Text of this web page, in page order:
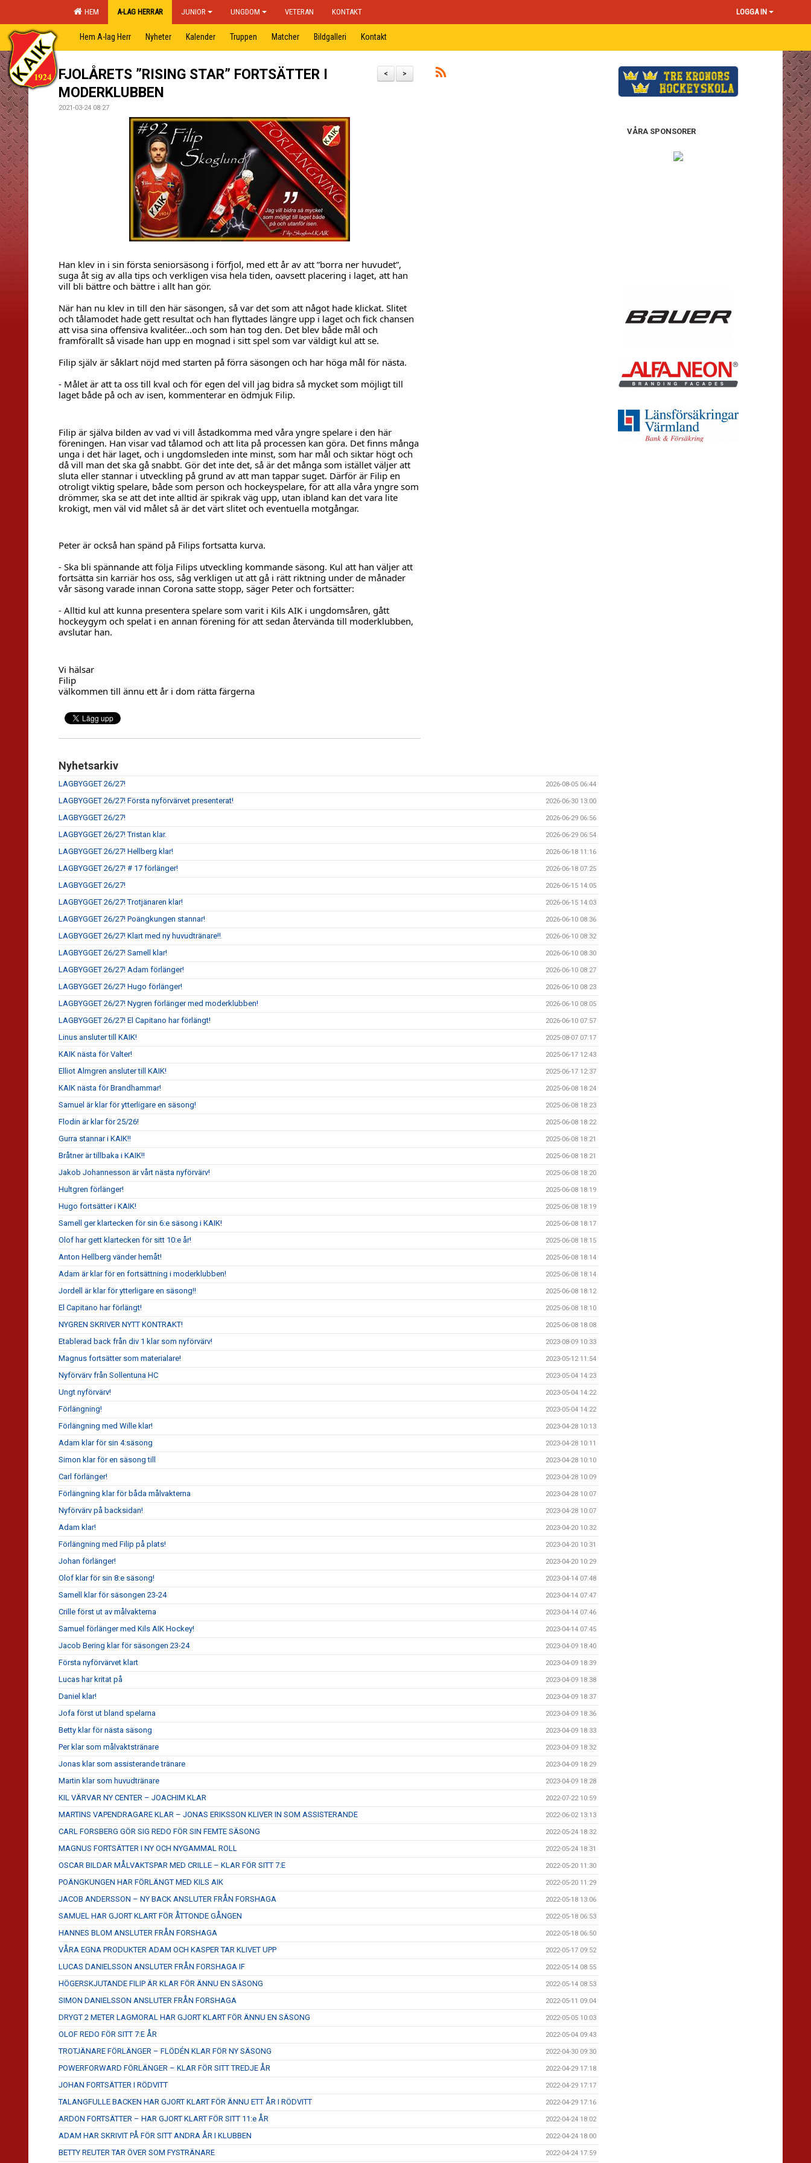
HEM A-LAG HERRAR JUNIOR UNGDOM VETERAN KONTAKT LOGGA IN
Hem A-lag Herr Nyheter Kalender Truppen Matcher Bildgalleri Kontakt
>
<
FJOLÅRETS ”RISING STAR” FORTSÄTTER I
MODERKLUBBEN
2021-03-24 08:27
Han klev in i sin första seniorsäsong i förfjol, med ett år av att ”borra ner huvudet”,
suga åt sig av alla tips och verkligen visa hela tiden, oavsett placering i laget, att han
vill bli bättre och bättre i allt han gör.
När han nu klev in till den här säsongen, så var det som att något hade klickat. Slitet
och tålamodet hade gett resultat och han flyttades längre upp i laget och fick chansen
att visa sina offensiva kvalitéer...och som han tog den. Det blev både mål och
framförallt så visade han upp en mognad i sitt spel som var väldigt kul att se.
Filip själv är såklart nöjd med starten på förra säsongen och har höga mål för nästa.
- Målet är att ta oss till kval och för egen del vill jag bidra så mycket som möjligt till
laget både på och av isen, kommenterar en ödmjuk Filip.
Filip är själva bilden av vad vi vill åstadkomma med våra yngre spelare i den här
föreningen. Han visar vad tålamod och att lita på processen kan göra. Det finns många
unga i det här laget, och i ungdomsleden inte minst, som har mål och siktar högt och
då vill man det ska gå snabbt. Gör det inte det, så är det många som istället väljer att
sluta eller stannar i utveckling på grund av att man tappar suget. Därför är Filip en
otroligt viktig spelare, både som person och hockeyspelare, för att alla våra yngre som
drömmer, ska se att det inte alltid är spikrak väg upp, utan ibland kan det vara lite
krokigt, men väl vid målet så är det värt slitet och eventuella motgångar.
Peter är också han spänd på Filips fortsatta kurva.
- Ska bli spännande att följa Filips utveckling kommande säsong. Kul att han väljer att
fortsätta sin karriär hos oss, såg verkligen ut att gå i rätt riktning under de månader
vår säsong varade innan Corona satte stopp, säger Peter och fortsätter:
- Alltid kul att kunna presentera spelare som varit i Kils AIK i ungdomsåren, gått
hockeygym och spelat i en annan förening för att sedan återvända till moderklubben,
avslutar han.
Filip
välkommen till ännu ett år i dom rätta färgerna
Nyhetsarkiv
LAGBYGGET 26/27! 2026-08-05 06:44
LAGBYGGET 26/27! Första nyförvärvet presenterat! 2026-06-30 13:00
LAGBYGGET 26/27! 2026-06-29 06:56
LAGBYGGET 26/27! Tristan klar. 2026-06-29 06:54
LAGBYGGET 26/27! Hellberg klar! 2026-06-18 11:16
LAGBYGGET 26/27! # 17 förlänger! 2026-06-18 07:25
LAGBYGGET 26/27! 2026-06-15 14:05
LAGBYGGET 26/27! Trotjänaren klar! 2026-06-15 14:03
LAGBYGGET 26/27! Poängkungen stannar! 2026-06-10 08:36
LAGBYGGET 26/27! Klart med ny huvudtränare!! 2026-06-10 08:32
LAGBYGGET 26/27! Samell klar! 2026-06-10 08:30
LAGBYGGET 26/27! Adam förlänger! 2026-06-10 08:27
LAGBYGGET 26/27! Hugo förlänger! 2026-06-10 08:23
LAGBYGGET 26/27! Nygren förlänger med moderklubben! 2026-06-10 08:05
LAGBYGGET 26/27! El Capitano har förlängt! 2026-06-10 07:57
Linus ansluter till KAIK! 2025-08-07 07:17
KAIK nästa för Valter! 2025-06-17 12:43
Elliot Almgren ansluter till KAIK! 2025-06-17 12:37
KAIK nästa för Brandhammar! 2025-06-08 18:24
Samuel är klar för ytterligare en säsong! 2025-06-08 18:23
Flodin är klar för 25/26! 2025-06-08 18:22
Gurra stannar i KAIK!! 2025-06-08 18:21
Bråtner är tillbaka i KAIK!! 2025-06-08 18:21
Jakob Johannesson är vårt nästa nyförvärv! 2025-06-08 18:20
Hultgren förlänger! 2025-06-08 18:19
Hugo fortsätter i KAIK! 2025-06-08 18:19
Samell ger klartecken för sin 6:e säsong i KAIK! 2025-06-08 18:17
Olof har gett klartecken för sitt 10:e år! 2025-06-08 18:15
Anton Hellberg vänder hemåt! 2025-06-08 18:14
Adam är klar för en fortsättning i moderklubben! 2025-06-08 18:14
Jordell är klar för ytterligare en säsong!! 2025-06-08 18:12
El Capitano har förlängt! 2025-06-08 18:10
NYGREN SKRIVER NYTT KONTRAKT! 2025-06-08 18:08
Etablerad back från div 1 klar som nyförvärv! 2023-08-09 10:33
Magnus fortsätter som materialare! 2023-05-12 11:54
Nyförvärv från Sollentuna HC 2023-05-04 14:23
Ungt nyförvärv! 2023-05-04 14:22
Förlängning! 2023-05-04 14:22
Förlängning med Wille klar! 2023-04-28 10:13
Adam klar för sin 4:säsong 2023-04-28 10:11
Simon klar för en säsong till 2023-04-28 10:10
Carl förlänger! 2023-04-28 10:09
Förlängning klar för båda målvakterna 2023-04-28 10:07
Nyförvärv på backsidan! 2023-04-28 10:07
Adam klar! 2023-04-20 10:32
Förlängning med Filip på plats! 2023-04-20 10:31
Johan förlänger! 2023-04-20 10:29
Olof klar för sin 8:e säsong! 2023-04-14 07:48
Samell klar för säsongen 23-24 2023-04-14 07:47
Crille först ut av målvakterna 2023-04-14 07:46
Samuel förlänger med Kils AIK Hockey! 2023-04-14 07:45
Jacob Bering klar för säsongen 23-24 2023-04-09 18:40
Första nyförvärvet klart 2023-04-09 18:39
Lucas har kritat på 2023-04-09 18:38
Daniel klar! 2023-04-09 18:37
Jofa först ut bland spelarna 2023-04-09 18:36
Betty klar för nästa säsong 2023-04-09 18:33
Per klar som målvaktstränare 2023-04-09 18:32
Jonas klar som assisterande tränare 2023-04-09 18:29
Martin klar som huvudtränare 2023-04-09 18:28
KIL VÄRVAR NY CENTER – JOACHIM KLAR 2022-07-22 10:59
MARTINS VAPENDRAGARE KLAR – JONAS ERIKSSON KLIVER IN SOM ASSISTERANDE 2022-06-02 13:13
CARL FORSBERG GÖR SIG REDO FÖR SIN FEMTE SÄSONG 2022-05-24 18:32
MAGNUS FORTSÄTTER I NY OCH NYGAMMAL ROLL 2022-05-24 18:31
OSCAR BILDAR MÅLVAKTSPAR MED CRILLE – KLAR FÖR SITT 7:E 2022-05-20 11:30
POÄNGKUNGEN HAR FÖRLÄNGT MED KILS AIK 2022-05-20 11:29
JACOB ANDERSSON – NY BACK ANSLUTER FRÅN FORSHAGA 2022-05-18 13:06
SAMUEL HAR GJORT KLART FÖR ÅTTONDE GÅNGEN 2022-05-18 06:53
HANNES BLOM ANSLUTER FRÅN FORSHAGA 2022-05-18 06:50
VÅRA EGNA PRODUKTER ADAM OCH KASPER TAR KLIVET UPP 2022-05-17 09:52
LUCAS DANIELSSON ANSLUTER FRÅN FORSHAGA IF 2022-05-14 08:55
HÖGERSKJUTANDE FILIP ÄR KLAR FÖR ÄNNU EN SÄSONG 2022-05-14 08:53
SIMON DANIELSSON ANSLUTER FRÅN FORSHAGA 2022-05-11 09:04
DRYGT 2 METER LAGMORAL HAR GJORT KLART FÖR ÄNNU EN SÄSONG 2022-05-05 10:03
OLOF REDO FÖR SITT 7:E ÅR 2022-05-04 09:43
TROTJÄNARE FÖRLÄNGER – FLÖDÉN KLAR FÖR NY SÄSONG 2022-04-30 09:30
POWERFORWARD FÖRLÄNGER – KLAR FÖR SITT TREDJE ÅR 2022-04-29 17:18
JOHAN FORTSÄTTER I RÖDVITT 2022-04-29 17:17
TALANGFULLE BACKEN HAR GJORT KLART FÖR ÄNNU ETT ÅR I RÖDVITT 2022-04-29 17:16
ARDON FORTSÄTTER – HAR GJORT KLART FÖR SITT 11:e ÅR 2022-04-24 18:02
ADAM HAR SKRIVIT PÅ FÖR SITT ANDRA ÅR I KLUBBEN 2022-04-24 18:00
BETTY REUTER TAR ÖVER SOM FYSTRÄNARE 2022-04-24 17:59
VÅRA SPONSORER